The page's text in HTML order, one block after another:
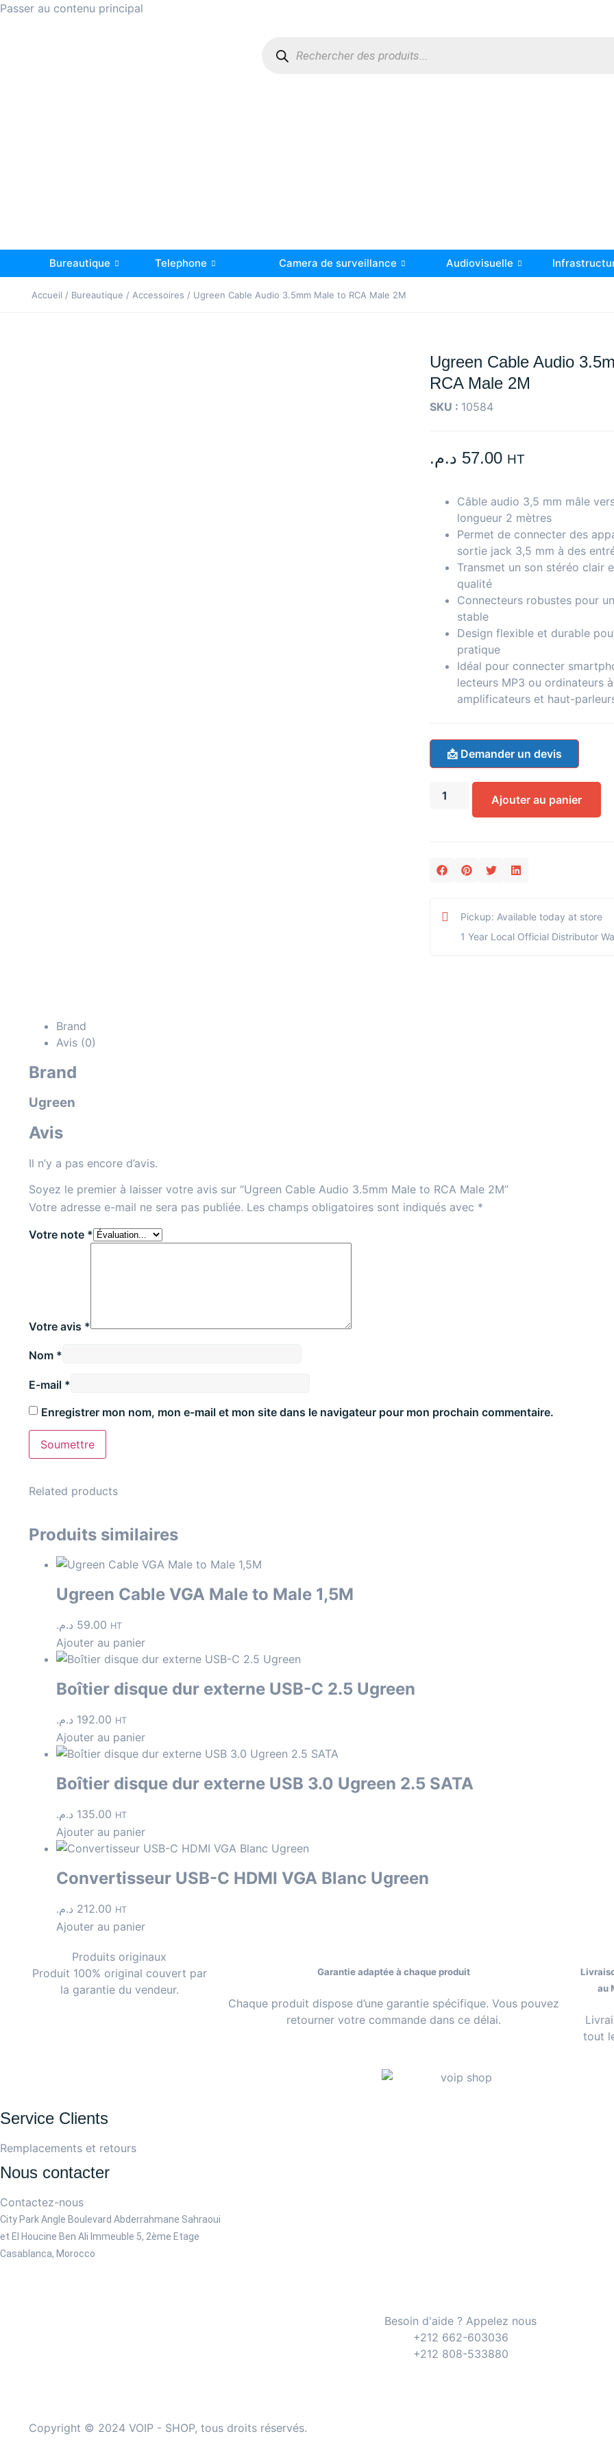
Passer au contenu principal
Bureautique Telephone Camera de surveillance Audiovisuelle
Accueil / Bureautique / Accessoires / Ugreen Cable Audio 3.5mm Male to RCA Male 2M
Ugreen Cable Audio
RCA Male 2M
SKU : 10584
57.00 د.م. HT
Câble audio 3,5 mm mâle
longueur 2 mètres
Permet de connecter des
sortie jack 3,5 mm à des
Transmet un son stéréo clair
qualité
Connecteurs robustes pour
stable
Design flexible et durable
pratique
Idéal pour connecter
lecteurs MP3 ou ordinateurs
amplificateurs et haut-
📩 Demander un devis
Ajouter au panier
Pickup: Available today at store
1 Year Local Official Distributor
Brand
Avis (0)
Brand
Ugreen
Avis
Il n’y a pas encore d’avis.
Soyez le premier à laisser votre avis sur “Ugreen Cable Audio 3.5mm Male to RCA Male 2M”
Votre adresse e-mail ne sera pas publiée. Les champs obligatoires sont indiqués avec *
Votre note *
Votre avis *
Nom *
E-mail *
Enregistrer mon nom, mon e-mail et mon site dans le navigateur pour mon prochain commentaire.
Related products
Produits similaires
Ugreen Cable VGA Male to Male 1,5M
59.00 د.م. HT
Ajouter au panier
Boîtier disque dur externe USB-C 2.5 Ugreen
192.00 د.م. HT
Ajouter au panier
Boîtier disque dur externe USB 3.0 Ugreen 2.5 SATA
135.00 د.م. HT
Ajouter au panier
Convertisseur USB-C HDMI VGA Blanc Ugreen
212.00 د.م. HT
Ajouter au panier
Produits originaux
Produit 100% original couvert par
la garantie du vendeur.
Garantie adaptée à chaque produit
Chaque produit dispose d’une garantie spécifique. Vous pouvez
retourner votre commande dans ce délai.
au
tout
Service Clients
Remplacements et retours
Nous contacter
Contactez-nous
City Park Angle Boulevard Abderrahmane Sahraoui
et El Houcine Ben Ali Immeuble 5, 2ème Etage
Casablanca, Morocco
Besoin d'aide ? Appelez nous
+212 662-603036
+212 808-533880
Copyright © 2024 VOIP - SHOP, tous droits réservés.